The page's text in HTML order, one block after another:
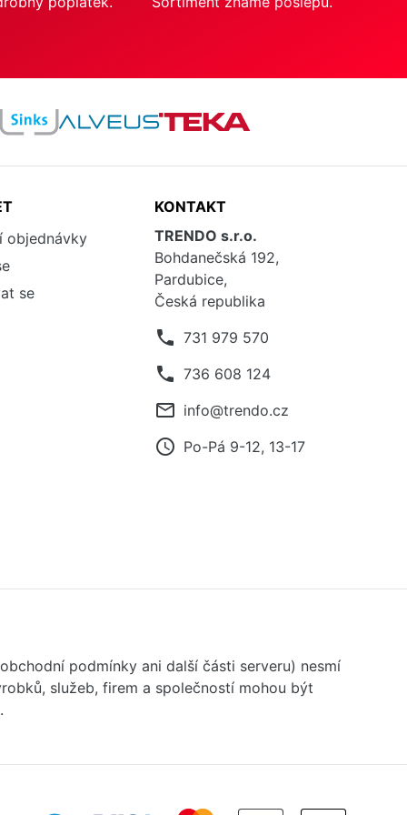
objednávky
se
KONTAKT
TRENDO s.r.o.
Bohdanečská 192,
Pardubice,
Česká republika
phone 731 979 570
phone 736 608 124
mail_outline info@trendo.cz
access_time Po-Pá 9-12, 13-17
podmínky ani další části serveru) nesmí
služeb, firem a společností mohou být